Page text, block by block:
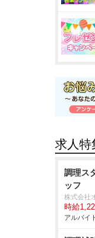
求人特
調理ス
ッフ
株式会社
時給
アルバイ